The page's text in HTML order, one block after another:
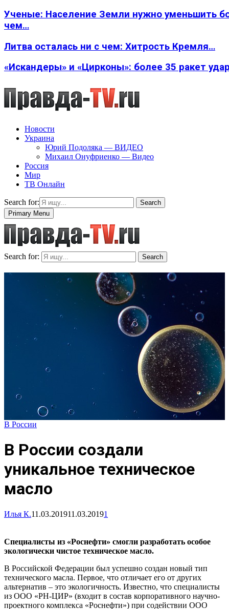
Ученые: Население Земли нужно уменьшить
чем…
Литва осталась ни с чем: Хитрость Кремля…
«Искандеры» и «Цирконы»: более 35 ракет
Новости
Украина
Юрий Подоляка — ВИДЕО
Михаил Онуфриенко — Видео
Россия
Мир
ТВ Онлайн
Search for:
Search
Primary Menu
Search for: Search
В России
В России создали
уникальное техническое
масло
Илья К.11.03.201911.03.20191
Специалисты из «Роснефти» смогли разработать особое
экологически чистое техническое масло.
В Российской Федерации был успешно создан новый тип
технического масла. Первое, что отличает его от других
альтернатив – это экологичность. Известно, что специалисты
из ООО «РН-ЦИР» (входит в состав корпоративного научно-
проектного комплекса «Роснефти») при содействии ООО